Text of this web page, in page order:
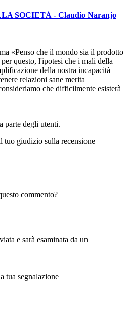
SOCIETÀ - Claudio Naranjo
«Penso che il mondo sia il prodotto
questo, l'ipotesi che i mali della
della nostra incapacità
relazioni sane merita
che difficilmente esisterà
parte degli utenti.
tuo giudizio sulla recensione
commento?
e sarà esaminata da un
tua segnalazione